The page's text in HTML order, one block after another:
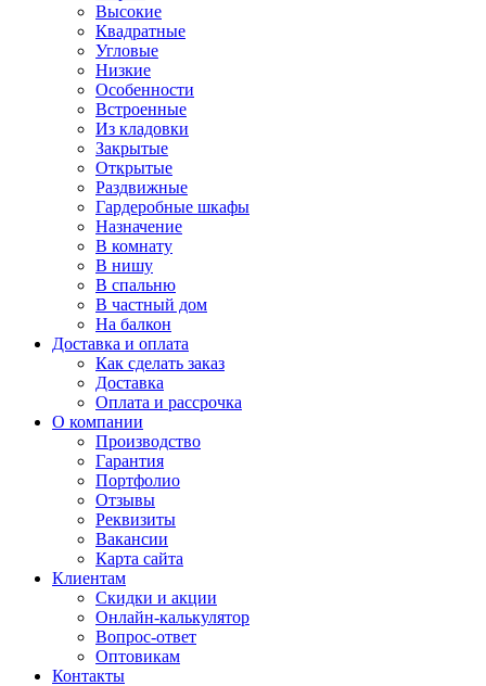
Высокие
Квадратные
Угловые
Низкие
Особенности
Встроенные
Из кладовки
Закрытые
Открытые
Раздвижные
Гардеробные шкафы
Назначение
В комнату
В нишу
В спальню
В частный дом
На балкон
Доставка и оплата
Как сделать заказ
Доставка
Оплата и рассрочка
О компании
Производство
Гарантия
Портфолио
Отзывы
Реквизиты
Вакансии
Карта сайта
Клиентам
Скидки и акции
Онлайн-калькулятор
Вопрос-ответ
Оптовикам
Контакты